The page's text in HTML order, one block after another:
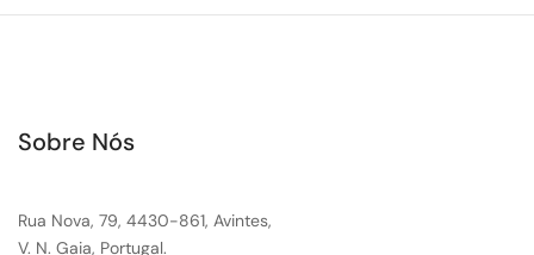
Sobre Nós
Rua Nova, 79, 4430-861, Avintes,
V. N. Gaia, Portugal.